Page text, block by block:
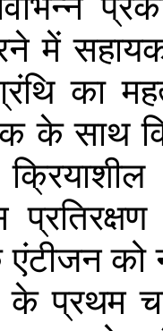
में
का
के साथ
क्रियाशील
प्रतिरक्षण
एंटीजन को
के प्रथम